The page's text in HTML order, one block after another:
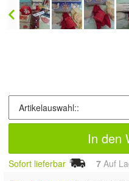
In den
Sofort lieferbar 7 Auf